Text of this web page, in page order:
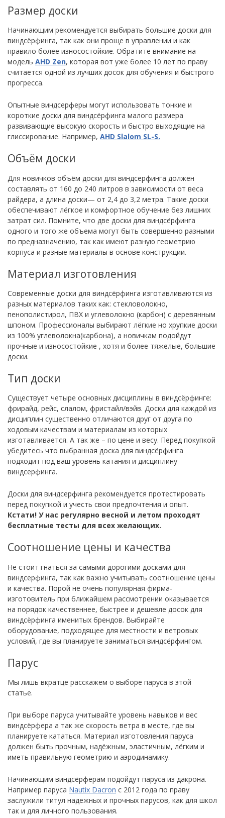
Размер доски
Начинающим рекомендуется выбирать большие доски для
виндсёрфинга, так как они проще в управлении и как
правило более износостойкие. Обратите внимание на
модель AHD Zen, которая вот уже более 10 лет по праву
считается одной из лучших досок для обучения и быстрого
прогресса.
Опытные виндсерферы могут использовать тонкие и
короткие доски для виндсёрфинга малого размера
развивающие высокую скорость и быстро выходящие на
глиссирование. Например, AHD Slalom SL-S.
Объём доски
Для новичков объём доски для виндсерфинга должен
составлять от 160 до 240 литров в зависимости от веса
райдера, а длина доски— от 2,4 до 3,2 метра. Такие доски
обеспечивают лёгкое и комфортное обучение без лишних
затрат сил. Помните, что две доски для виндсёрфинга
одного и того же объема могут быть совершенно разными
по предназначению, так как имеют разную геометрию
корпуса и разные материалы в основе конструкции.
Материал изготовления
Современные доски для виндсёрфинга изготавливаются из
разных материалов таких как: стекловолокно,
пенополистирол, ПВХ и углеволокно (карбон) с деревянным
шпоном. Профессионалы выбирают лёгкие но хрупкие доски
из 100% углеволокна(карбона), а новичкам подойдут
прочные и износостойкие , хотя и более тяжелые, большие
доски.
Тип доски
Существует четыре основных дисциплины в виндсёрфинге:
фрирайд, рейс, слалом, фристайл/вэйв. Доски для каждой из
дисциплин существенно отличаются друг от друга по
ходовым качествам и материалам из которых
изготавливается. А так же – по цене и весу. Перед покупкой
убедитесь что выбранная доска для виндсёрфинга
подходит под ваш уровень катания и дисциплину
виндсерфинга.
Доски для виндсерфинга рекомендуется протестировать
перед покупкой и учесть свои предпочтения и опыт.
Кстати! У нас регулярно весной и летом проходят
бесплатные тесты для всех желающих.
Соотношение цены и качества
Не стоит гнаться за самыми дорогими досками для
виндсерфинга, так как важно учитывать соотношение цены
и качества. Порой не очень популярная фирма-
изготовитель при ближайшем рассмотрении оказывается
на порядок качественнее, быстрее и дешевле досок для
виндсёрфинга именитых брендов. Выбирайте
оборудование, подходящее для местности и ветровых
условий, где вы планируете заниматься виндсёрфингом.
Парус
Мы лишь вкратце расскажем о выборе паруса в этой
статье.
При выборе паруса учитывайте уровень навыков и вес
виндсёрфера а так же скорость ветра в месте, где вы
планируете кататься. Материал изготовления паруса
должен быть прочным, надёжным, эластичным, лёгким и
иметь правильную геометрию и аэродинамику.
Начинающим виндсёрферам подойдут паруса из дакрона.
Например паруса Nautix Dacron с 2012 года по праву
заслужили титул надежных и прочных парусов, как для школ
так и для личного пользования.